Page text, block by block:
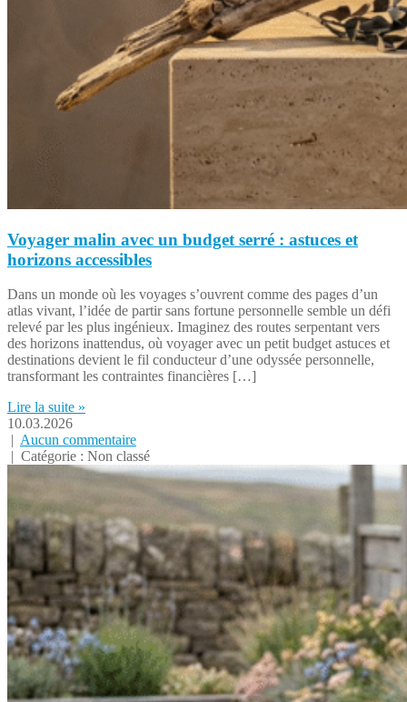
Voyager malin avec un budget serré : astuces et
horizons accessibles
Dans un monde où les voyages s’ouvrent comme des pages d’un
atlas vivant, l’idée de partir sans fortune personnelle semble un défi
relevé par les plus ingénieux. Imaginez des routes serpentant vers
des horizons inattendus, où voyager avec un petit budget astuces et
destinations devient le fil conducteur d’une odyssée personnelle,
transformant les contraintes financières […]
Lire la suite »
10.03.2026
| Aucun commentaire
| Catégorie : Non classé